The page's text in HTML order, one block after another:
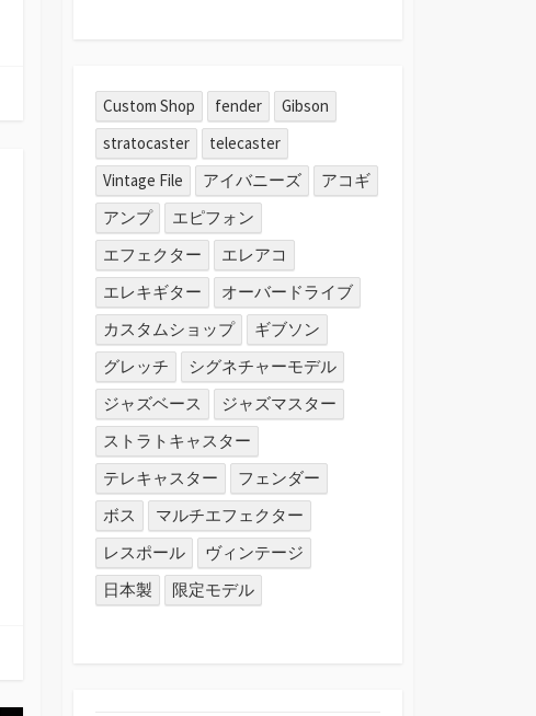
Custom Shop fender
Gibson
stratocaster
telecaster
Vintage File
アイバニーズ
アコギ
アンプ
エピフォン
エフェクター
エレアコ
エレキギター
オーバードライブ
カスタムショップ
ギブソン
グレッチ
シグネチャーモデル
ジャズベース
ジャズマスター
ストラトキャスター
テレキャスター
フェンダー
ボス
マルチエフェクター
レスポール
ヴィンテージ
日本製
限定モデル